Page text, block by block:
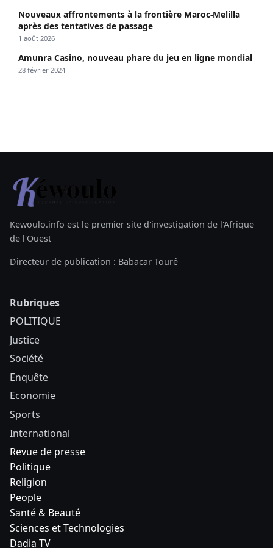
Nouveaux affrontements à la frontière Maroc-Melilla
après des tentatives de passage
1 août 2026
Amunra Casino, nouveau phare du jeu en ligne mondial
28 février 2024
Kewoulo.info est le premier site d'investigation de l'Afrique
de l'Ouest
Directeur de publication : Babacar Touré
Rubriques
POLITIQUE
Justice
Société
Enquête
Economie
Sports
International
Revue de presse
Politique
Religion
People
Santé & Beauté
Sciences et Technologies
Dadia TV